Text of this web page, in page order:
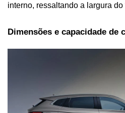
interno, ressaltando a largura
Dimensões e capacidade de